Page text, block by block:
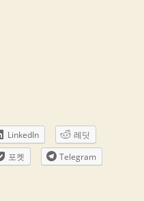
LinkedIn
레딧
포켓
Telegram